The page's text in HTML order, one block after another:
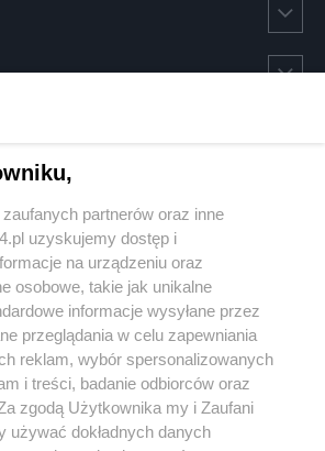
Instagram Youtube
partnerów oraz inne
uzyskujemy dostęp i
na urządzeniu oraz
osobowe, takie jak unikalne
informacje wysyłane przez
przeglądania w celu zapewniania
reklam, wybór spersonalizowanych
i treści, badanie odbiorców oraz
zgodą Użytkownika my i Zaufani
używać dokładnych danych